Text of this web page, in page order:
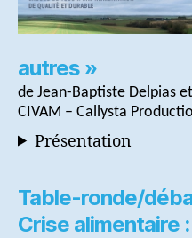
autres »
de Jean-Baptiste Delpias
CIVAM – Callysta
Présentation
Table-ronde/
Crise alimentaire